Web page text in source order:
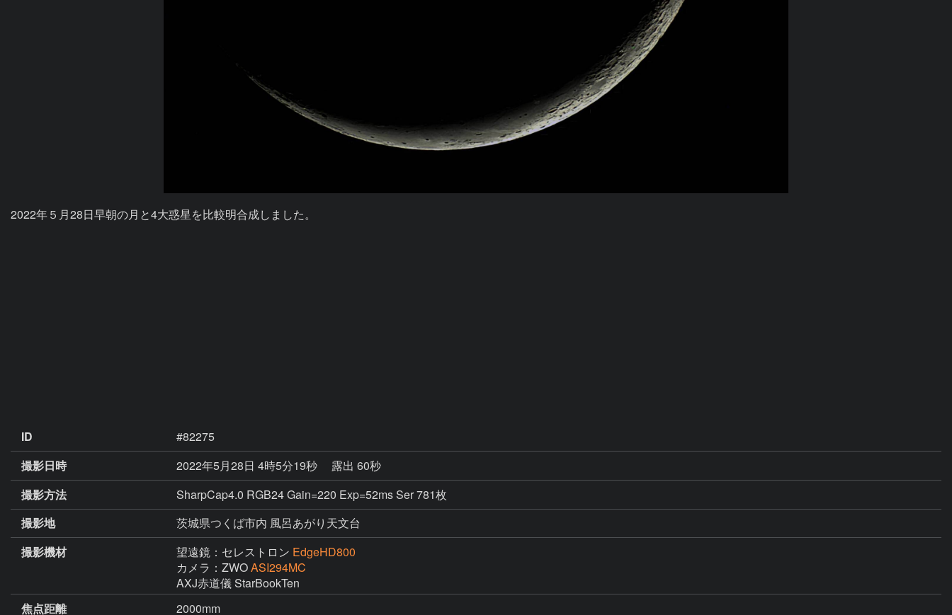
2022年５月28日早朝の月と4大惑星を比較明合成しました。
ID
#82275
撮影日時
2022年5月28日 4時5分19秒
露出 60秒
撮影方法
SharpCap4.0 RGB24 Gain=220 Exp=52ms Ser 781枚
撮影地
茨城県つくば市内 風呂あがり天文台
撮影機材
望遠鏡：セレストロン EdgeHD800
カメラ：ZWOASI294MC
焦点距離
2000mm